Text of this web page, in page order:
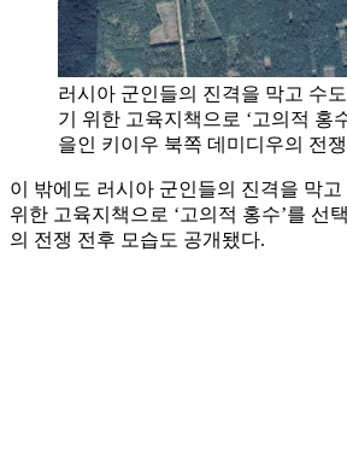
러시아 군인들의 진격을 막고 수
기 위한 고육지책으로 ‘고의적 홍
을인 키이우 북쪽 데미디우의 전
이 밖에도 러시아 군인들의 진격을 막고
위한 고육지책으로 ‘고의적 홍수’를 선
의 전쟁 전후 모습도 공개됐다.